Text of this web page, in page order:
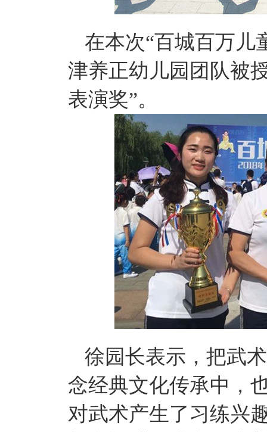
在本次“百城百万儿
津养正幼儿园团队被
表演奖”。
徐园长表示，把武
念经典文化传承中，
对武术产生了习练兴